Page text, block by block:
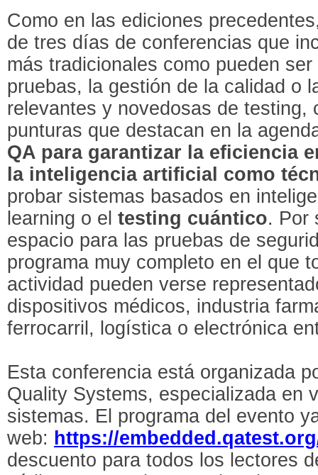
Como en las ediciones
de tres días de conferencias que
más tradicionales como pueden
pruebas, la gestión de la calidad o
relevantes y novedosas de testing,
punturas que destacan en la
QA para garantizar la eficiencia
la inteligencia artificial como
probar sistemas basados en
learning o eltesting cuántico. Por
espacio para las pruebas de
programa muy completo en el que
actividad pueden verse
dispositivos médicos, industria
ferrocarril, logística o electrónica
Esta conferencia está organizada
Quality Systems, especializada en
sistemas. El programa del evento
web: https://
descuento para todos los lectores